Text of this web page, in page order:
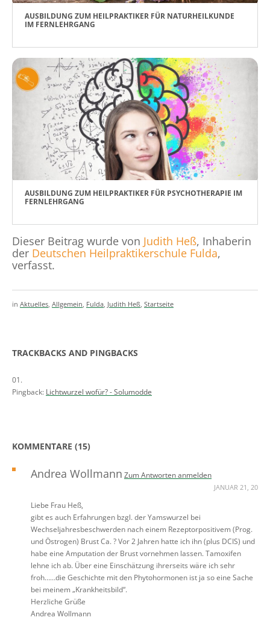
AUSBILDUNG ZUM HEILPRAKTIKER FÜR NATURHEILKUNDE
IM FERNLEHRGANG
AUSBILDUNG ZUM HEILPRAKTIKER FÜR PSYCHOTHERAPIE IM
FERNLEHRGANG
Dieser Beitrag wurde von Judith Heß, Inhaberin
der Deutschen Heilpraktikerschule Fulda,
verfasst.
in Aktuelles Allgemein Fulda Judith Heß Startseite
TRACKBACKS AND PINGBACKS
Pingback: Lichtwurzel wofür? - Solumodde
KOMMENTARE (15)
Andrea Wollmann Zum Antworten anmelden
JANUAR 21, 20
Liebe Frau Heß,
gibt es auch Erfahrungen bzgl. der Yamswurzel bei
Wechseljahresbeschwerden nach einem Rezeptorpositivem (Prog.
und Östrogen) Brust Ca. ? Vor 2 Jahren hatte ich ihn (plus DCIS) und
habe eine Amputation der Brust vornehmen lassen. Tamoxifen
lehne ich ab. Über eine Einschätzung ihrerseits wäre ich sehr
froh……die Geschichte mit den Phytohormonen ist ja so eine Sache
bei meinem „Krankheitsbild“.
Herzliche Grüße
Andrea Wollmann